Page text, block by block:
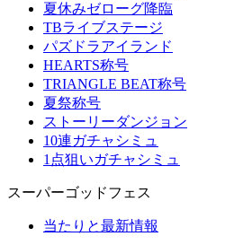
夏休みゼローグ降臨
TBライブステージ
パズドラアイランド
HEARTS称号
TRIANGLE BEAT称号
夏祭称号
ストーリーダンジョン
10連ガチャシミュ
1点狙いガチャシミュ
スーパーゴッドフェス
当たりと最新情報